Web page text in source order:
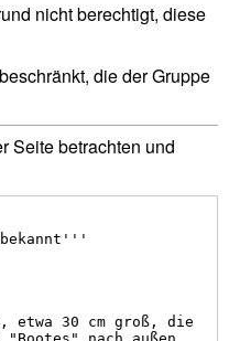
nicht berechtigt, diese
die der Gruppe
Seite betrachten und